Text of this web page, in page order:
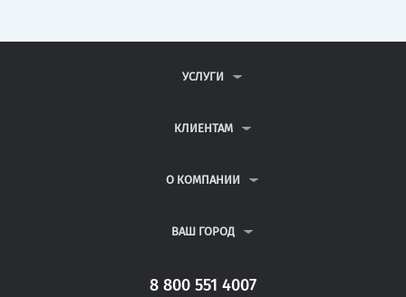
УСЛУГИ
ДИПЛОМНЫЕ РАБОТЫ
РЕФЕРАТЫ
КЛИЕНТАМ
ВОПРОСЫ И ОТВЕТЫ
ПОЛИТИКА КОНФИДЕНЦИАЛЬНОСТИ
О КОМПАНИИ
КОНТАКТЫ
ВАШ ГОРОД
САНКТ-ПЕТЕРБУРГ
8 800 551 4007